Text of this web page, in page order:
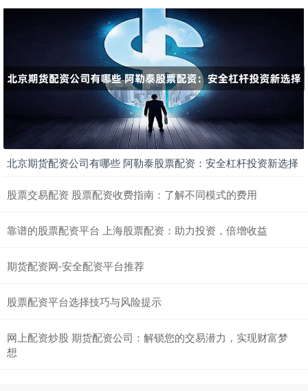
北京期货配资公司有哪些 阿勒泰股票配资：安全杠杆投资新选择
股票交易配资 股票配资收费指南：了解不同模式的费用
靠谱的股票配资平台 上海股票配资：助力投资，倍增收益
期货配资网-安全配资平台推荐
股票配资平台选择技巧与风险提示
网上配资炒股 期货配资公司：解锁您的交易潜力，实现财富梦
想